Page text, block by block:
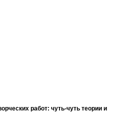
работ: чуть-чуть теории и